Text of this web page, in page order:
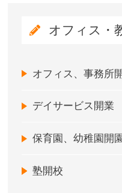
オフィス・
オフィス、事務所
デイサービス開業
保育園、幼稚園開園
塾開校